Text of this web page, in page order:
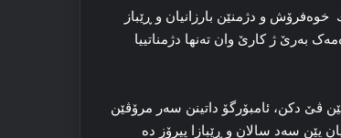
و دژمنێن بارزانیان و ڕێباز
به‌رێ ژ کارێ وان ته‌نها دژمناتییا
ڤێ دکن، ئامبۆرگۆ داتینن سه‌ر مرۆڤێن
یێن سه‌د سالان و ڕێبازا پیرۆز ده‌